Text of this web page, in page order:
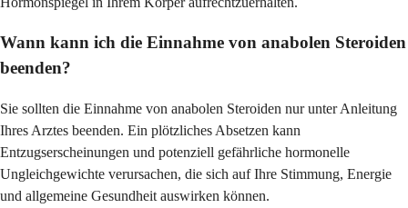
Wann kann ich die Einnahme von anabolen Steroiden
beenden?
Sie sollten die Einnahme von anabolen Steroiden nur unter Anleitung
Ihres Arztes beenden. Ein plötzliches Absetzen kann
Entzugserscheinungen und potenziell gefährliche hormonelle
Ungleichgewichte verursachen, die sich auf Ihre Stimmung, Energie
und allgemeine Gesundheit auswirken können.